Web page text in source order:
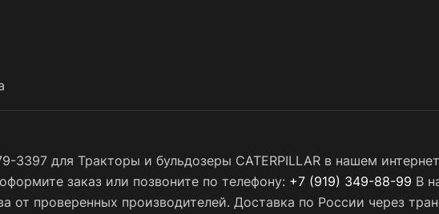
3397 для Тракторы и бульдозеры CATERPILLAR в нашем
заказ или позвоните по телефону: +7 (919) 349-88-99 В
от проверенных производителей. Доставка по России через